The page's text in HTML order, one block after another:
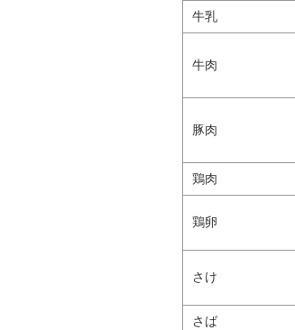
牛乳
牛肉
豚肉
鶏肉
鶏卵
さけ
さば